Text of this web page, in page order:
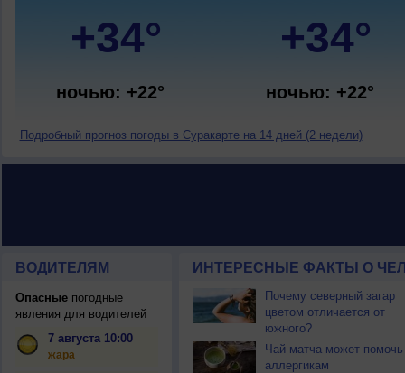
+34°
ночью: +22°
+34°
ночью: +22°
Подробный прогноз погоды в Суракарте на 14 дней (2 недели)
ВОДИТЕЛЯМ
Опасныепогодные
явления для водителей
7 августа 10:00
жара
ИНТЕРЕСНЫЕ ФАКТЫ О
Почему северный загар
цветом отличается от
южного?
Чай матча может помочь
аллергикам